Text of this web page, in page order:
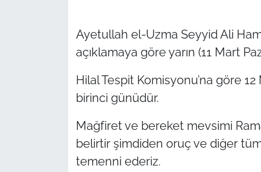
Ayetullah el-Uzma Seyyid Ali
açıklamaya göre yarın (11 Mart
Hilal Tespit Komisyonu’na göre
birinci günüdür.
Mağfiret ve bereket mevsimi
belirtir şimdiden oruç ve diğer
temenni ederiz.